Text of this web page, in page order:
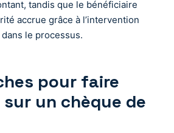
tandis que le bénéficiaire
accrue grâce à l’intervention
le processus.
pour faire
un chèque de